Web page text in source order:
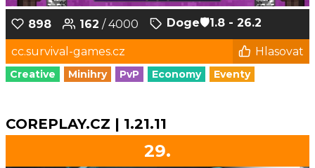
898 162 / 4000 Doge‎🛡️1.8 - 26.2
cc.survival-games.cz Hlasovat
Creative Minihry PvP Economy Eventy
COREPLAY.CZ | 1.21.11
29.